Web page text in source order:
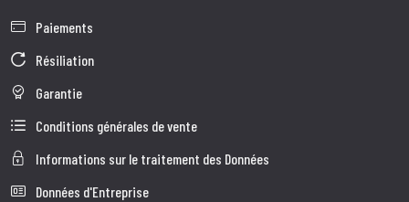
Paiements
Résiliation
Garantie
Conditions générales de vente
Informations sur le traitement des Données
Données d'Entreprise